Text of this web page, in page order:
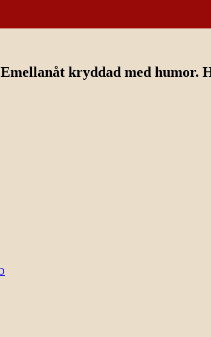
kryddad med humor.